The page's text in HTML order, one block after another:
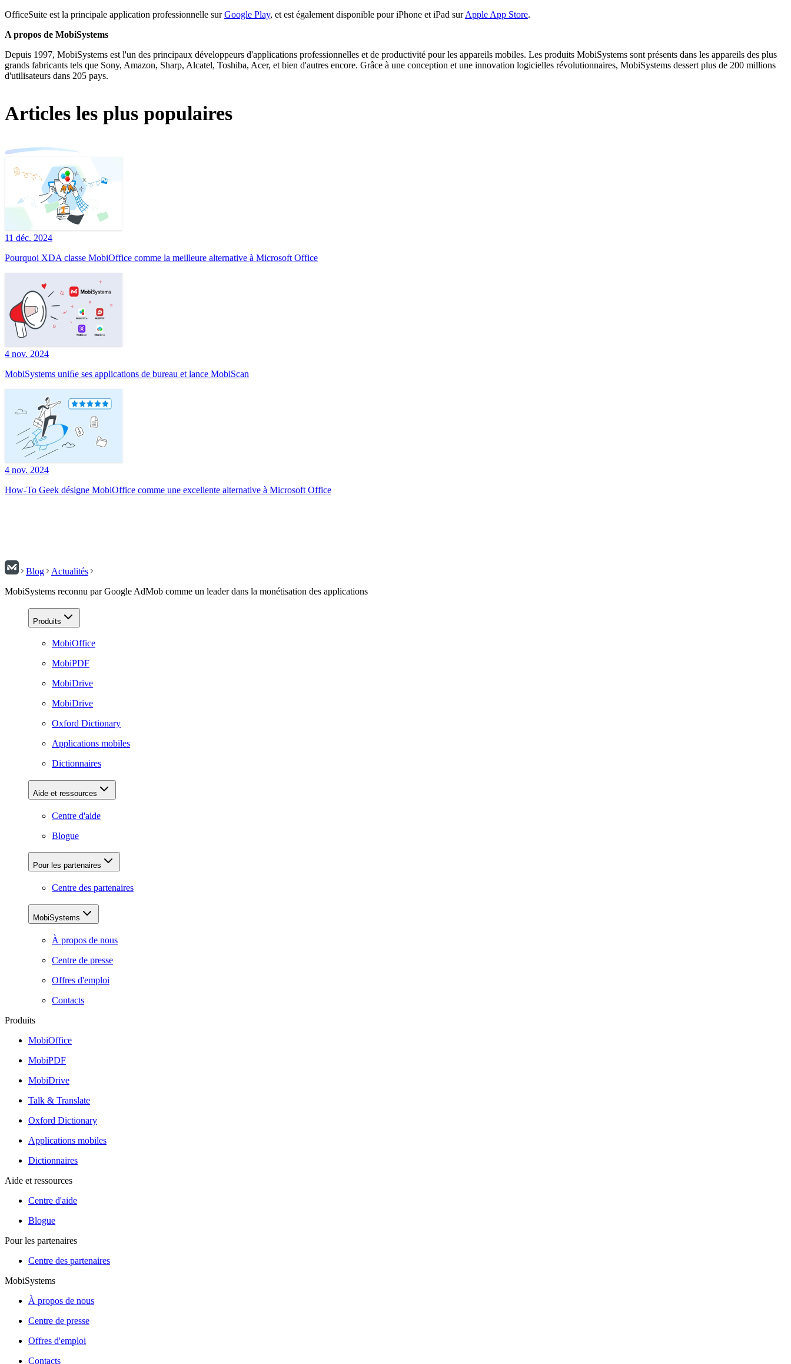
OfficeSuite est la principale application professionnelle surGoogle Play, et est également disponible pour iPhone et iPad surApple App Store.
A propos de MobiSystems
Depuis 1997, MobiSystems est l'un des principaux développeurs d'applications professionnelles et de productivité pour les appareils mobiles. Les produits MobiSystems sont présents dans les appareils des plus
grands fabricants tels que Sony, Amazon, Sharp, Alcatel, Toshiba, Acer, et bien d'autres encore. Grâce à une conception et une innovation logicielles révolutionnaires, MobiSystems dessert plus de 200 millions
d'utilisateurs dans 205 pays.
Articles les plus populaires
11 déc. 2024
Pourquoi XDA classe MobiOffice comme la meilleure alternative à Microsoft Office
4 nov. 2024
MobiSystems uniﬁe ses applications de bureau et lance MobiScan
4 nov. 2024
How-To Geek désigne MobiOffice comme une excellente alternative à Microsoft Office
Blog
Actualités
MobiSystems reconnu par Google AdMob comme un leader dans la monétisation des applications
Produits
MobiOffice
MobiPDF
MobiDrive
MobiDrive
Oxford Dictionary
Applications mobiles
Dictionnaires
Aide et ressources
Centre d'aide
Blogue
Pour les partenaires
Centre des partenaires
MobiSystems
À propos de nous
Centre de presse
Offres d'emploi
Contacts
Produits
MobiOffice
MobiPDF
MobiDrive
Talk & Translate
Oxford Dictionary
Applications mobiles
Dictionnaires
Aide et ressources
Centre d'aide
Blogue
Pour les partenaires
Centre des partenaires
MobiSystems
À propos de nous
Centre de presse
Offres d'emploi
Contacts